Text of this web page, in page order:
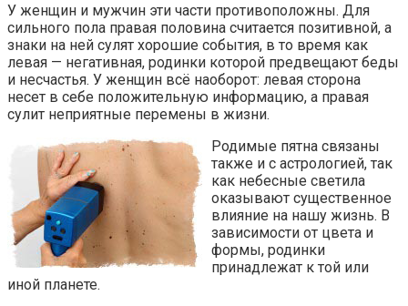
У женщин и мужчин эти части противоположны. Для
сильного пола правая половина считается позитивной, а
знаки на ней сулят хорошие события, в то время как
левая — негативная, родинки которой предвещают беды
и несчастья. У женщин всё наоборот: левая сторона
несет в себе положительную информацию, а правая
сулит неприятные перемены в жизни.
Родимые пятна связаны
также и с астрологией, так
как небесные светила
оказывают существенное
влияние на нашу жизнь. В
зависимости от цвета и
формы, родинки
принадлежат к той или
иной планете.